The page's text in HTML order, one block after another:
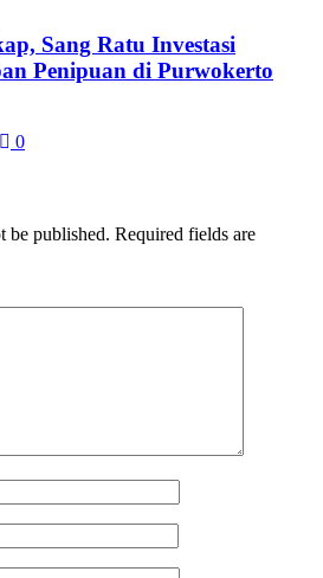
Sang Ratu Investasi
Penipuan di Purwokerto
0
be published. Required fields are